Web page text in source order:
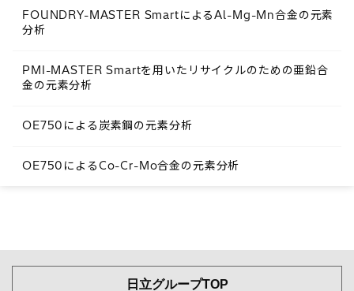
FOUNDRY-MASTER SmartによるAl-Mg-Mn合金の元素
分析
PMI-MASTER Smartを用いたリサイクルのための亜鉛合
金の元素分析
OE750による炭素鋼の元素分析
OE750によるCo-Cr-Mo合金の元素分析
日立グループTOP